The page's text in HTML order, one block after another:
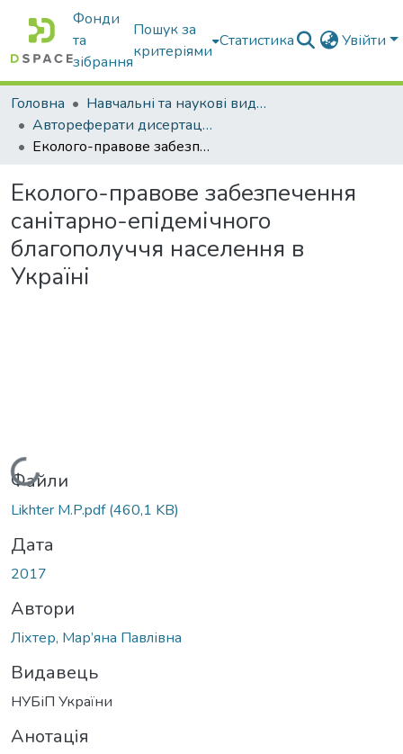
Фонди
та
зібрання
Пошук за
критеріями
Статистика Увійти
Головна
Навчальні та наукові видання
Автореферати дисертацій та дисертації
Еколого-правове забезпечення санітарно-епідемічного благополуччя населення в Україні
Еколого-правове забезпечення
санітарно-епідемічного
благополуччя населення в
Україні
Вантажиться...
Файли
Likhter M.P.pdf(460,1 KB)
Дата
2017
Автори
Ліхтер, Мар’яна Павлівна
Видавець
НУБіП України
Анотація